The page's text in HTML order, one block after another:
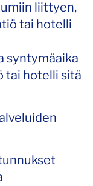
liittyen,
tai hotelli
syntymäaika
tai hotelli sitä